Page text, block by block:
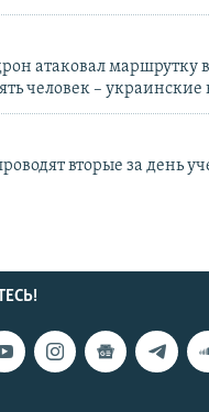
атаковал маршрутку
человек – украинские
вторые за день